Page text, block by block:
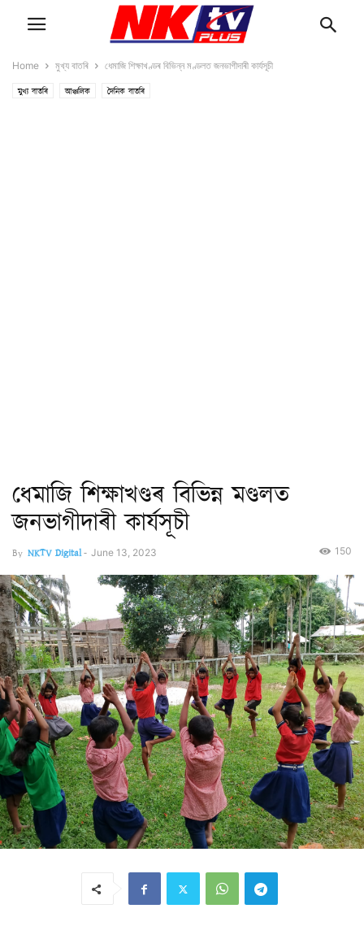
Home মুখ্য বাতৰি ধেমাজি শিক্ষাখণ্ডৰ বিভিন্ন মণ্ডলত জনভাগীদাৰী কাৰ্যসূচী
মুখ্য বাতৰি আঞ্চলিক দৈনিক বাতৰি
ধেমাজি শিক্ষাখণ্ডৰ বিভিন্ন মণ্ডলত
জনভাগীদাৰী কাৰ্যসূচী
By NKTV Digital- June 13, 2023 150